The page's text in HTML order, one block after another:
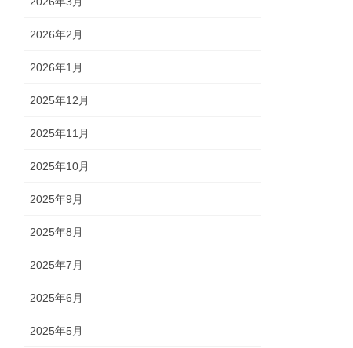
2026年2月
2026年1月
2025年12月
2025年11月
2025年10月
2025年9月
2025年8月
2025年7月
2025年6月
2025年5月